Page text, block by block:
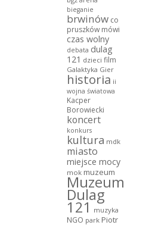
bieganie
brwinów co
pruszków mówi
czas wolny
debata dulag
121 dzieci film
Galaktyka Gier
historia ii
wojna światowa
Kacper
Borowiecki
koncert
konkurs
kultura mdk
miasto
miejsce mocy
mok muzeum
Muzeum
Dulag
121 muzyka
NGO park Piotr